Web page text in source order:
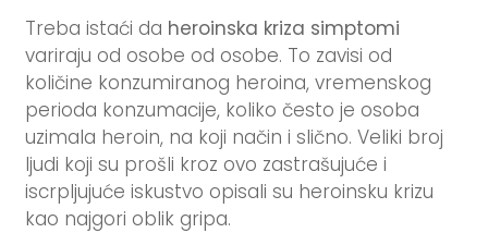
Treba istaći da heroinska kriza simptomi
variraju od osobe od osobe. To zavisi od
količine konzumiranog heroina, vremenskog
perioda konzumacije, koliko često je osoba
uzimala heroin, na koji način i slično. Veliki broj
ljudi koji su prošli kroz ovo zastrašujuće i
iscrpljujuće iskustvo opisali su heroinsku krizu
kao najgori oblik gripa.